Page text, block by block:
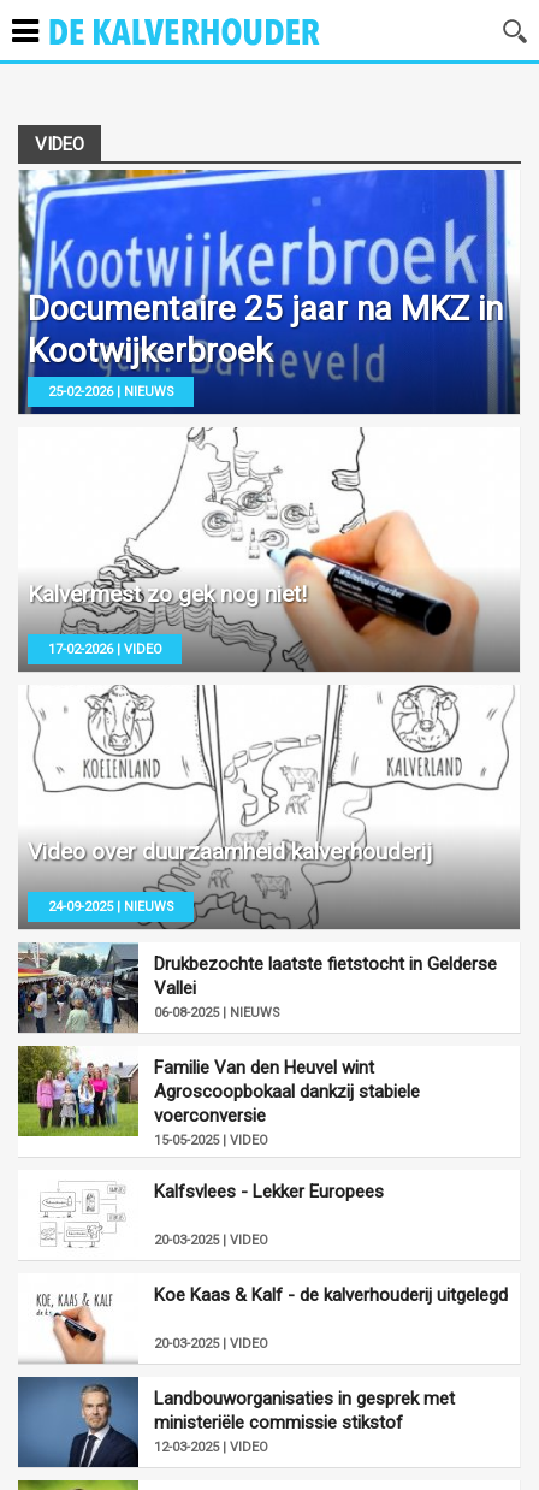
VIDEO
Documentaire 25 jaar na MKZ in
Kootwijkerbroek
25-02-2026 | NIEUWS
Kalvermest zo gek nog niet!
17-02-2026 | VIDEO
Video over duurzaamheid kalverhouderij
24-09-2025 | NIEUWS
Drukbezochte laatste fietstocht in Gelderse
Vallei
06-08-2025 | NIEUWS
Familie Van den Heuvel wint
Agroscoopbokaal dankzij stabiele
voerconversie
15-05-2025 | VIDEO
Kalfsvlees - Lekker Europees
20-03-2025 | VIDEO
Koe Kaas & Kalf - de kalverhouderij uitgelegd
20-03-2025 | VIDEO
Landbouworganisaties in gesprek met
ministeriële commissie stikstof
12-03-2025 | VIDEO